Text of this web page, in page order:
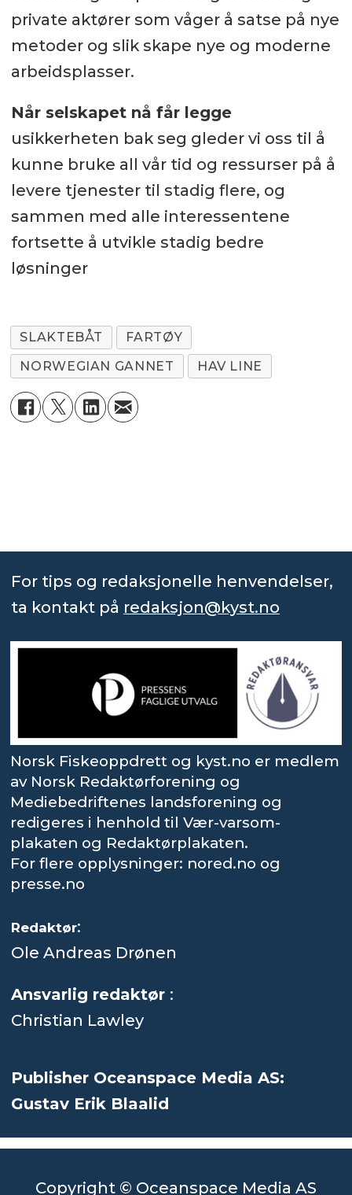
private aktører som våger å satse på nye
metoder og slik skape nye og moderne
arbeidsplasser.
Når selskapet nå får legge
usikkerheten bak seg gleder vi oss til å
kunne bruke all vår tid og ressurser på å
levere tjenester til stadig flere, og
sammen med alle interessentene
fortsette å utvikle stadig bedre
løsninger
SLAKTEBÅT
FARTØY
NORWEGIAN GANNET
HAV LINE
For tips og redaksjonelle henvendelser,
ta kontakt på redaksjon@kyst.no
Norsk Fiskeoppdrett og kyst.no er medlem
av Norsk Redaktørforening og
Mediebedriftenes landsforening og
redigeres i henhold til Vær-varsom-
plakaten og Redaktørplakaten.
For flere opplysninger: nored.no og
presse.no
Redaktør:
Ole Andreas Drønen
Ansvarlig redaktør :
Christian Lawley
Publisher Oceanspace Media AS:
Gustav Erik Blaalid
Copyright © Oceanspace Media AS